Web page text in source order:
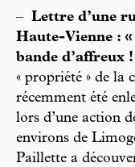
– Lettre d’une
Haute-Vienne :
bande d’affreux !
« propriété » de la
récemment été
lors d’une action
environs de
Paillette a